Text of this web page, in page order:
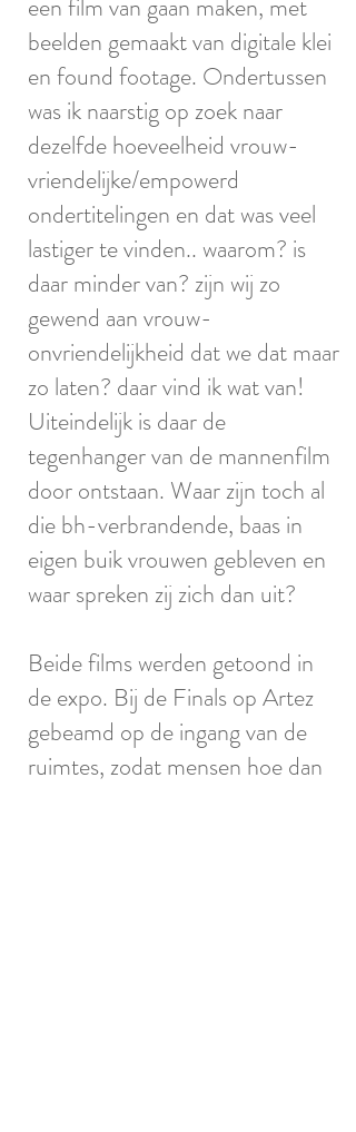
een film van gaan maken, met
beelden gemaakt van digitale klei
en found footage. Ondertussen
was ik naarstig op zoek naar
dezelfde hoeveelheid vrouw-
vriendelijke/empowerd
ondertitelingen en dat was veel
lastiger te vinden.. waarom? is
daar minder van? zijn wij zo
gewend aan vrouw-
onvriendelijkheid dat we dat maar
zo laten? daar vind ik wat van!
Uiteindelijk is daar de
tegenhanger van de mannenfilm
door ontstaan. Waar zijn toch al
die bh-verbrandende, baas in
eigen buik vrouwen gebleven en
waar spreken zij zich dan uit?
Beide films werden getoond in
de expo. Bij de Finals op Artez
gebeamd op de ingang van de
ruimtes, zodat mensen hoe dan